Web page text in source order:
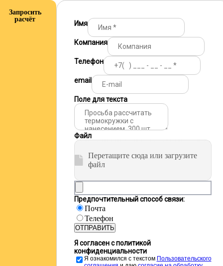
Запросить
расчёт
Имя
Компания
Телефон
email
Поле для текста
Файл
Перетащите сюда или загрузите
файл
Предпочтительный способ связи:
Почта
Телефон
ОТПРАВИТЬ
Я согласен с политикой
конфиденциальности
Я ознакомился с текстом Пользовательского